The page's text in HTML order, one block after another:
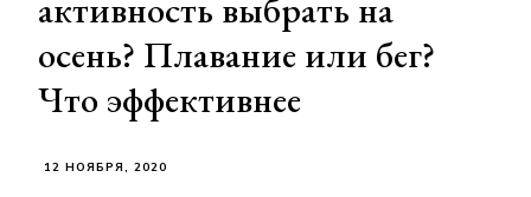
активность выбрать на
осень? Плавание или бег?
Что эффективнее
12 НОЯБРЯ, 2020